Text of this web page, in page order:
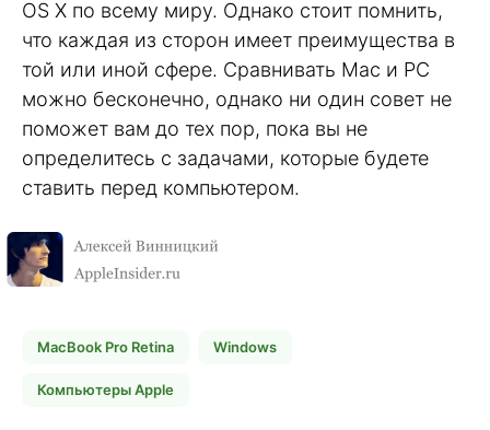
OS X по всему миру. Однако стоит помнить,
что каждая из сторон имеет преимущества в
той или иной сфере. Сравнивать Mac и PC
можно бесконечно, однако ни один совет не
поможет вам до тех пор, пока вы не
определитесь с задачами, которые будете
ставить перед компьютером.
MacBook Pro Retina Windows
Компьютеры Apple